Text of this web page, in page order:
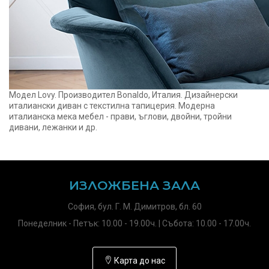
Модел Lovy. Производител Bonaldo, Италия. Дизайнерски
италиански диван с текстилна тапицерия. Модерна
италианска мека мебел - прави, ъглови, двойни, тройни
дивани, лежанки и др.
ИЗЛОЖБЕНА ЗАЛА
София, бул. Г. М. Димитров, бл. 60
Понеделник - Петък: 10.00 - 19.00ч. | Събота: 10.00 - 17.00ч.
Карта до нас